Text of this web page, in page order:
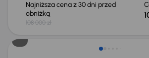
Najniższa cena z 30 dni przed
obniżką
108 000 zł
Taniej o 2 000 zł